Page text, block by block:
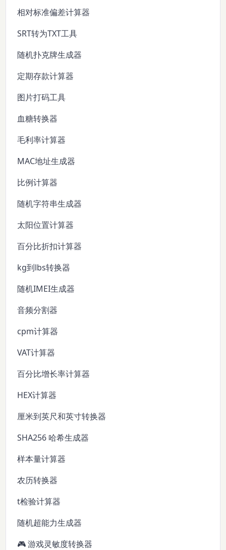
相对标准偏差计算器
SRT转为TXT工具
随机扑克牌生成器
定期存款计算器
图片打码工具
血糖转换器
毛利率计算器
MAC地址生成器
比例计算器
随机字符串生成器
太阳位置计算器
百分比折扣计算器
kg到lbs转换器
随机IMEI生成器
音频分割器
cpm计算器
VAT计算器
百分比增长率计算器
HEX计算器
厘米到英尺和英寸转换器
SHA256 哈希生成器
样本量计算器
农历转换器
t检验计算器
随机超能力生成器
🎮 游戏灵敏度转换器